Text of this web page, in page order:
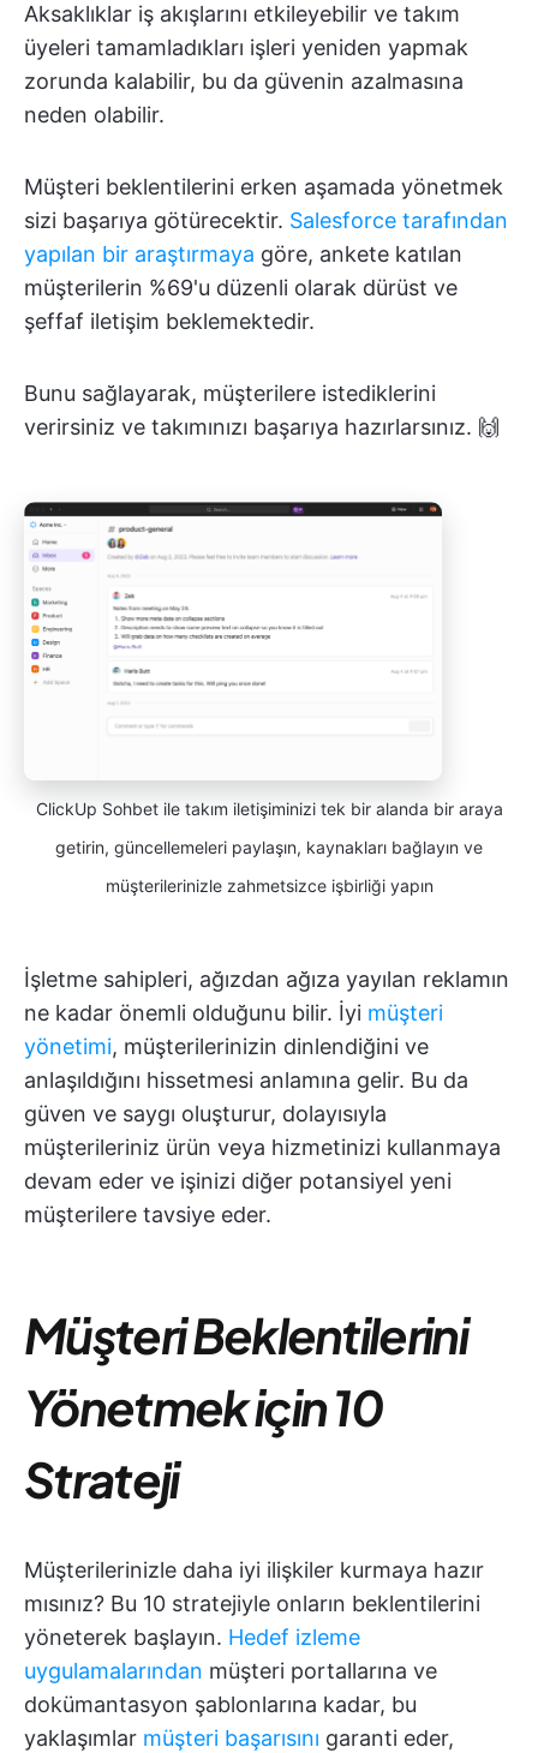
Aksaklıklar iş akışlarını etkileyebilir ve takım
üyeleri tamamladıkları işleri yeniden yapmak
zorunda kalabilir, bu da güvenin azalmasına
neden olabilir.
Müşteri beklentilerini erken aşamada yönetmek
sizi başarıya götürecektir. Salesforce tarafından
yapılan bir araştırmaya göre, ankete katılan
müşterilerin %69'u düzenli olarak dürüst ve
şeffaf iletişim beklemektedir.
Bunu sağlayarak, müşterilere istediklerini
verirsiniz ve takımınızı başarıya hazırlarsınız. 🙌
ClickUp Sohbet ile takım iletişiminizi tek bir alanda bir araya
getirin, güncellemeleri paylaşın, kaynakları bağlayın ve
müşterilerinizle zahmetsizce işbirliği yapın
İşletme sahipleri, ağızdan ağıza yayılan reklamın
ne kadar önemli olduğunu bilir. İyi müşteri
yönetimi, müşterilerinizin dinlendiğini ve
anlaşıldığını hissetmesi anlamına gelir. Bu da
güven ve saygı oluşturur, dolayısıyla
müşterileriniz ürün veya hizmetinizi kullanmaya
devam eder ve işinizi diğer potansiyel yeni
müşterilere tavsiye eder.
Müşteri Beklentilerini
Yönetmek için 10
Strateji
Müşterilerinizle daha iyi ilişkiler kurmaya hazır
mısınız? Bu 10 stratejiyle onların beklentilerini
yöneterek başlayın. Hedef izleme
uygulamalarından müşteri portallarına ve
dokümantasyon şablonlarına kadar, bu
yaklaşımlar müşteri başarısını garanti eder,